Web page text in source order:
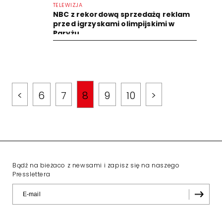
TELEWIZJA
NBC z rekordową sprzedażą reklam
przed igrzyskami olimpijskimi w
Paryżu
< 6 7 8 9 10 >
Bądź na bieżaco z newsami i zapisz się na naszego
Presslettera